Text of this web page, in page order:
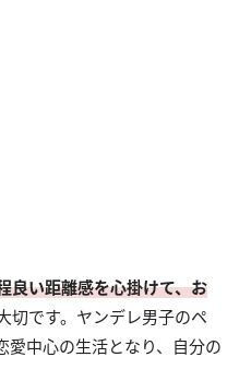
良い距離感を心掛けて、お
切です。ヤンデレ男子のペ
愛中心の生活となり、自分の